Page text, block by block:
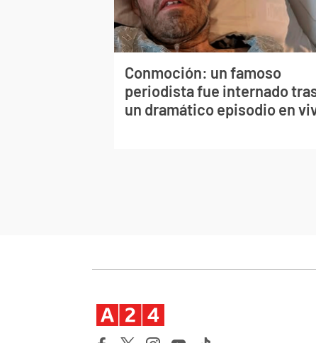
Conmoción: un famoso
periodista fue internado
un dramático episodio en